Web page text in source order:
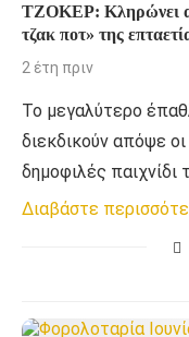
ΤΖΟΚΕΡ: Κληρώνει
τζακ ποτ» της
2 έτη πριν
Το μεγαλύτερο
διεκδικούν απόψε
δημοφιλές
Διαβάστε